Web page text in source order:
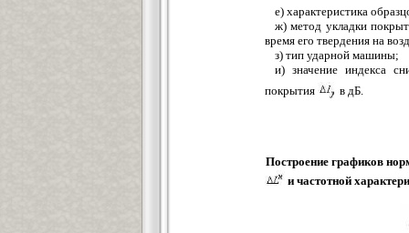
е) характеристика
ж) метод укладки
время его твердения на
з) тип ударной машины;
и) значение индекса
покрытия
в дБ.
Построение графиков
и частотной